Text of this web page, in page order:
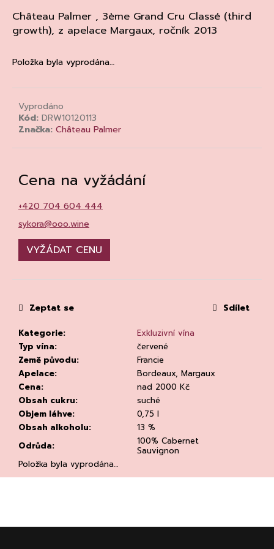
Château Palmer , 3ème Grand Cru Classé (third
growth), z apelace Margaux, ročník 2013
Položka byla vyprodána…
Vyprodáno
Kód: DRW10120113
Značka: Château Palmer
Cena na vyžádání
+420 704 604 444
sykora@ooo.wine
VYŽÁDAT CENU
Kategorie:
Exkluzivní vína
Typ vína:
červené
Země původu:
Francie
Apelace:
Bordeaux, Margaux
Cena:
nad 2000 Kč
Obsah cukru:
suché
Objem láhve:
0,75 l
Obsah alkoholu:
13 %
Odrůda:
100% Cabernet
Sauvignon
Položka byla vyprodána…
Zeptat se Sdílet
a
j
t
o
p
o
u
č
m
e
RIESLING
DRY
2023,
292
Z